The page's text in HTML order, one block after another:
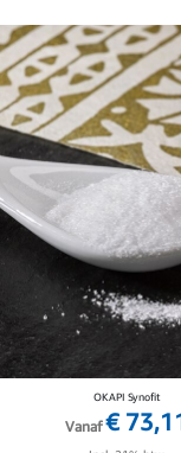
OKAPI Synofit
Vanaf €